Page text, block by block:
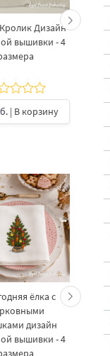
Дизайн
вышивки - 4
| В корзину
ёлка с
дизайн
вышивки - 4